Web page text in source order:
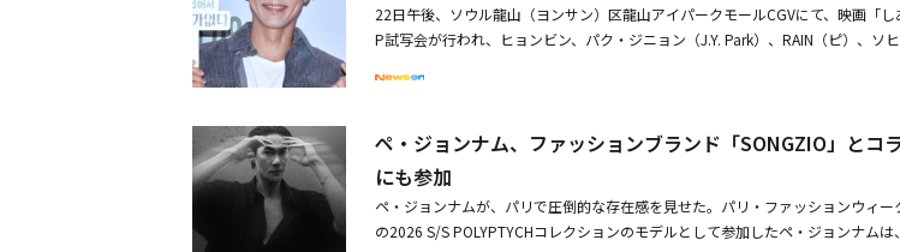
22日午後、ソウル龍山（ヨンサン）区龍山アイパークモールCGVにて、映画「し
P試写会が行われ、ヒョンビン、パク・ジニョン（J.Y. Park）、RAIN（ピ）、ソ
ン、ユ・ヨンソク、イ・ハクジュ、Golden Childのジェヒョン、パク・スオ、ペ
ン、新人俳優グループnewname、パク・ミフィ＆チョン・ジュンソ、歌手兼作
ン親子らが出席した。同作は、「全て成し遂げた」と感じるほど、人生に満足し
マンス（イ・ビョンホン）が突然解雇された後、妻と2人の子供を保護し、苦労
るために、再就職に向けた自分だけの戦争を準備しながら繰り広げられるストー
HOTO】イ・ビョンホン＆ソン・イェジン＆パク・チャヌク監督ら、映画「しあ
ペ・ジョンナム、ファッションブランド「SONGZIO」とコ
にも参加
ペ・ジョンナムが、パリで圧倒的な存在感を見せた。パリ・ファッションウィー
の2026 S/S POLYPTYCHコレクションのモデルとして参加したペ・ジョンナムは